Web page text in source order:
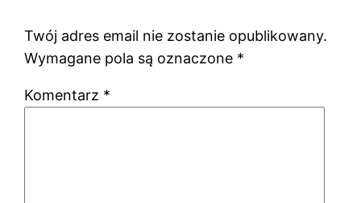
Twój adres email nie zostanie opublikowany.
Wymagane pola są oznaczone *
Komentarz *